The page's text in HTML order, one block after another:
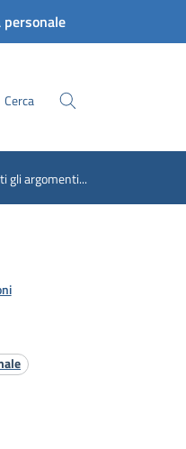
personale
Cerca
gli argomenti...